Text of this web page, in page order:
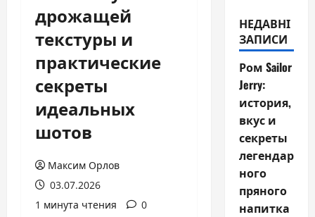
дрожащей
текстуры и
практические
секреты
идеальных
шотов
Максим Орлов
03.07.2026
1 минута чтения
0
НЕДАВНІ
ЗАПИСИ
Ром Sailor
Jerry:
история,
вкус и
секреты
легендар
ного
пряного
напитка